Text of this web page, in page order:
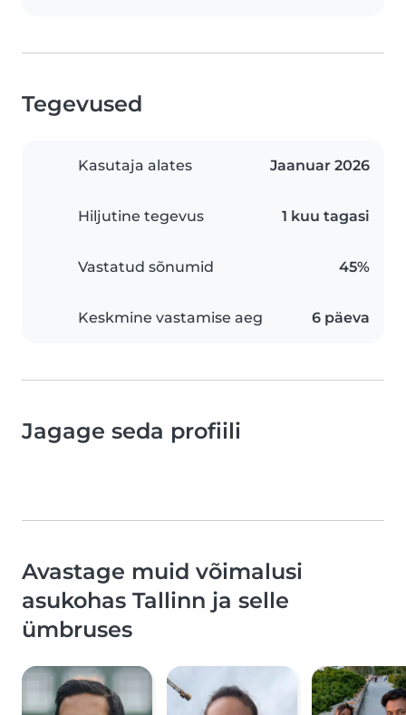
Tegevused
Kasutaja alates Jaanuar 2026
Hiljutine tegevus 1 kuu tagasi
Vastatud sõnumid 45%
Keskmine vastamise aeg 6 päeva
Jagage seda profiili
Avastage muid võimalusi
asukohas Tallinn ja selle
ümbruses